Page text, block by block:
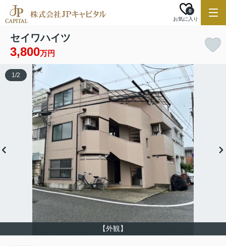
お気に入り
0
セイワハイツ
3,800万円
【外観】
1/2